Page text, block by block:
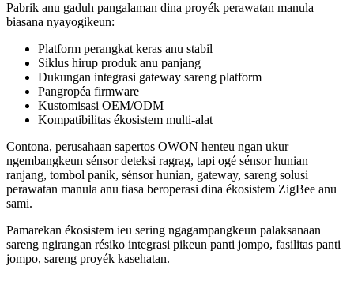
Pabrik anu gaduh pangalaman dina proyék perawatan manula
biasana nyayogikeun:
Platform perangkat keras anu stabil
Siklus hirup produk anu panjang
Dukungan integrasi gateway sareng platform
Pangropéa firmware
Kustomisasi OEM/ODM
Kompatibilitas ékosistem multi-alat
Contona, perusahaan sapertos OWON henteu ngan ukur
ngembangkeun sénsor deteksi ragrag, tapi ogé sénsor hunian
ranjang, tombol panik, sénsor hunian, gateway, sareng solusi
perawatan manula anu tiasa beroperasi dina ékosistem ZigBee anu
sami.
Pamarekan ékosistem ieu sering ngagampangkeun palaksanaan
sareng ngirangan résiko integrasi pikeun panti jompo, fasilitas panti
jompo, sareng proyék kasehatan.